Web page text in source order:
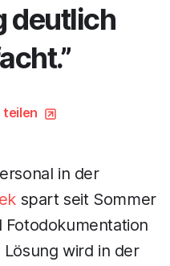
deutlich
teilen
in der
spart seit Sommer
Lösung wird in der